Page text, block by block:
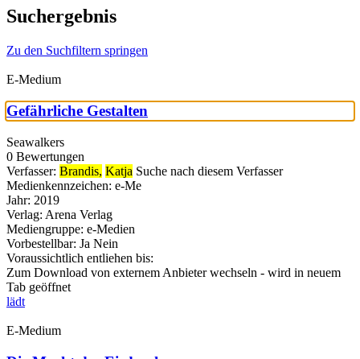
Suchergebnis
Zu den Suchfiltern springen
E-Medium
Gefährliche Gestalten
Seawalkers
0 Bewertungen
Verfasser: Brandis, Katja Suche nach diesem Verfasser
Medienkennzeichen: e-Me
Jahr: 2019
Verlag: Arena Verlag
Mediengruppe: e-Medien
Vorbestellbar: Ja Nein
Voraussichtlich entliehen bis:
Zum Download von externem Anbieter wechseln - wird in neuem
Tab geöffnet
lädt
E-Medium